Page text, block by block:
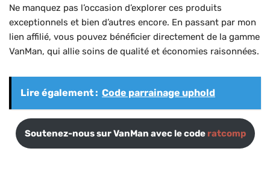
Ne manquez pas l’occasion d’explorer ces produits
exceptionnels et bien d’autres encore. En passant par mon
lien affilié, vous pouvez bénéficier directement de la gamme
VanMan, qui allie soins de qualité et économies raisonnées.
Lire également : Code parrainage uphold
Soutenez-nous sur VanMan avec le code ratcomp